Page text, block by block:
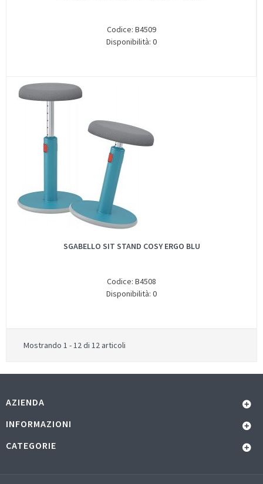
Codice: B4509
Disponibilità: 0
SGABELLO SIT STAND COSY ERGO BLU
Codice: B4508
Disponibilità: 0
Mostrando 1 - 12 di 12 articoli
AZIENDA
INFORMAZIONI
CATEGORIE